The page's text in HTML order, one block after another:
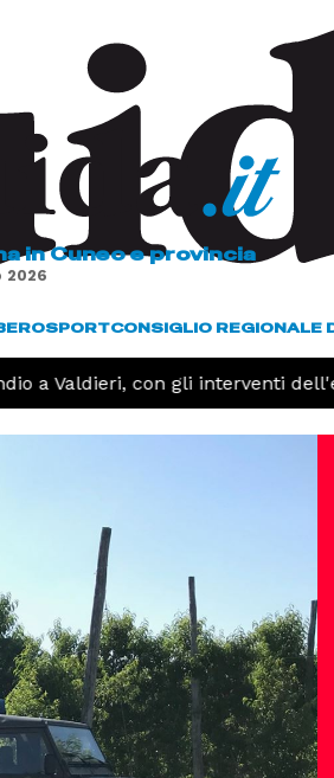
in Cuneo e provincia
2026
SPORTCONSIGLIO REGIONALE
a Valdieri, con gli interventi